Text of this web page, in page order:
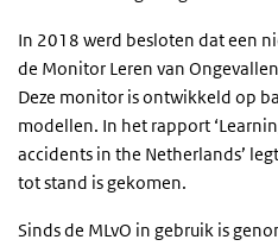
In 2018 werd besloten dat een
de Monitor Leren van
Deze monitor is ontwikkeld op
modellen. In het rapport
accidents in the Netherlands’
tot stand is gekomen.
Sinds de MLvO in gebruik is